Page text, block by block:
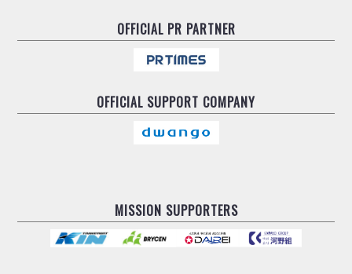
OFFICIALPR PARTNER
OFFICIAL SUPPORT COMPANY
MISSION SUPPORTERS